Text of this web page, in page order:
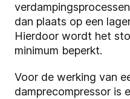
dan plaats op een
Hierdoor wordt het
minimum beperkt.
Voor de werking van
damprecompressor is